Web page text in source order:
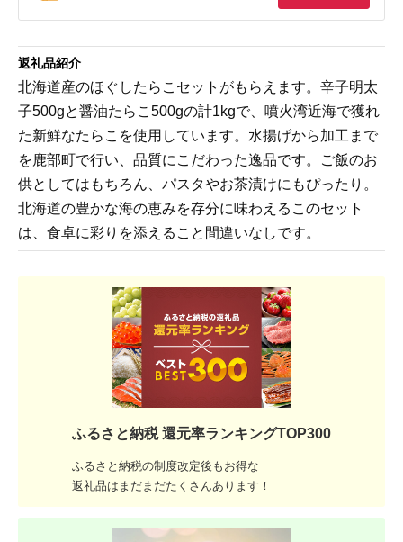
返礼品紹介
北海道産のほぐしたらこセットがもらえます。辛子明太
子500gと醤油たらこ500gの計1kgで、噴火湾近海で獲れ
た新鮮なたらこを使用しています。水揚げから加工まで
を鹿部町で行い、品質にこだわった逸品です。ご飯のお
供としてはもちろん、パスタやお茶漬けにもぴったり。
北海道の豊かな海の恵みを存分に味わえるこのセット
は、食卓に彩りを添えること間違いなしです。
ふるさと納税 還元率ランキングTOP300
ふるさと納税の制度改定後もお得な
返礼品はまだまだたくさんあります！